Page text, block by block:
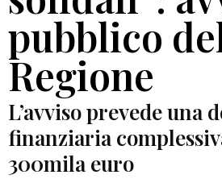
pubblico
Regione
L’avviso prevede una
finanziaria
300mila euro